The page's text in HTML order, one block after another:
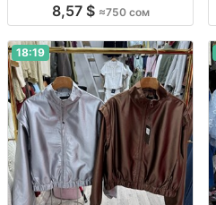
резинке, заниж. талия, цв.: чёрн.,
S–M.
8,57 $ ≈750 сом
18:19